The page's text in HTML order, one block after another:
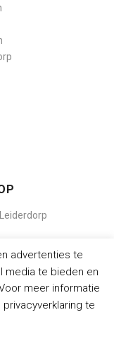
by
0
advertenties te
media te bieden en
meer informatie
te